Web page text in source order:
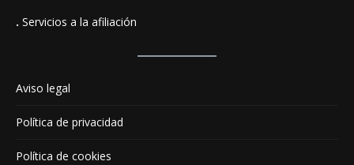
. Servicios a la afiliación
Aviso legal
Política de privacidad
Política de cookies